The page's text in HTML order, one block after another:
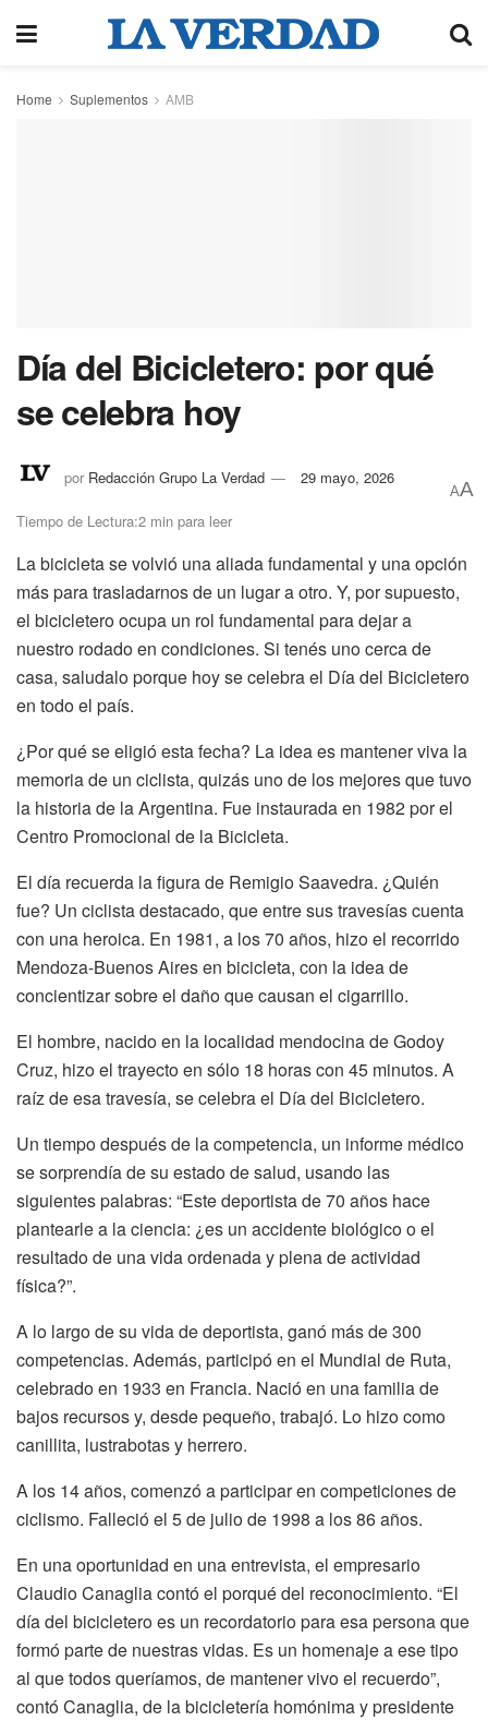
Home Suplementos AMB
Día del Bicicletero: por qué
se celebra hoy
por Redacción Grupo La Verdad 29 mayo, 2026
Tiempo de Lectura:2 min para leer
AA
La bicicleta se volvió una aliada fundamental y una opción
más para trasladarnos de un lugar a otro. Y, por supuesto,
el bicicletero ocupa un rol fundamental para dejar a
nuestro rodado en condiciones. Si tenés uno cerca de
casa, saludalo porque hoy se celebra el Día del Bicicletero
en todo el país.
¿Por qué se eligió esta fecha? La idea es mantener viva la
memoria de un ciclista, quizás uno de los mejores que tuvo
la historia de la Argentina. Fue instaurada en 1982 por el
Centro Promocional de la Bicicleta.
El día recuerda la figura de Remigio Saavedra. ¿Quién
fue? Un ciclista destacado, que entre sus travesías cuenta
con una heroica. En 1981, a los 70 años, hizo el recorrido
Mendoza-Buenos Aires en bicicleta, con la idea de
concientizar sobre el daño que causan el cigarrillo.
El hombre, nacido en la localidad mendocina de Godoy
Cruz, hizo el trayecto en sólo 18 horas con 45 minutos. A
raíz de esa travesía, se celebra el Día del Bicicletero.
Un tiempo después de la competencia, un informe médico
se sorprendía de su estado de salud, usando las
siguientes palabras: “Este deportista de 70 años hace
plantearle a la ciencia: ¿es un accidente biológico o el
resultado de una vida ordenada y plena de actividad
física?”.
A lo largo de su vida de deportista, ganó más de 300
competencias. Además, participó en el Mundial de Ruta,
celebrado en 1933 en Francia. Nació en una familia de
bajos recursos y, desde pequeño, trabajó. Lo hizo como
canillita, lustrabotas y herrero.
A los 14 años, comenzó a participar en competiciones de
ciclismo. Falleció el 5 de julio de 1998 a los 86 años.
En una oportunidad en una entrevista, el empresario
Claudio Canaglia contó el porqué del reconocimiento. “El
día del bicicletero es un recordatorio para esa persona que
formó parte de nuestras vidas. Es un homenaje a ese tipo
al que todos queríamos, de mantener vivo el recuerdo”,
contó Canaglia, de la bicicletería homónima y presidente